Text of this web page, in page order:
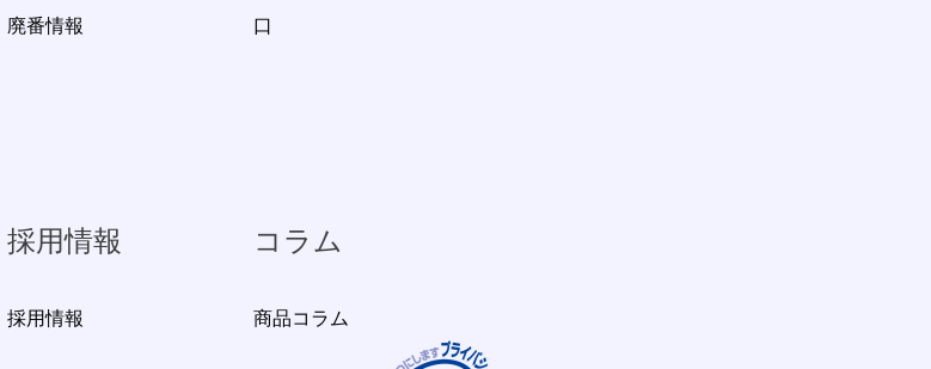
廃番情報
口
採用情報
採用情報
コラム
商品コラム